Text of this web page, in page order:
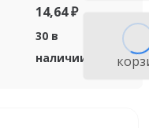
14,64₽
30 в
наличии